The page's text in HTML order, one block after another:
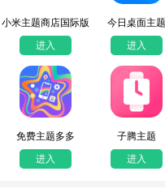
小米主题商店国际版
进入
今日桌面主题
进入
免费主题多多
进入
子腾主题
进入